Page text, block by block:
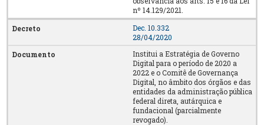
nº 14.129/2021.
Dec. 10.332
28/04/2020
Institui a Estratégia de Governo
Digital para o período de 2020 a
2022 e o Comitê de Governança
Digital, no âmbito dos órgãos e das
entidades da administração pública
federal direta, autárquica e
fundacional (parcialmente
revogado).